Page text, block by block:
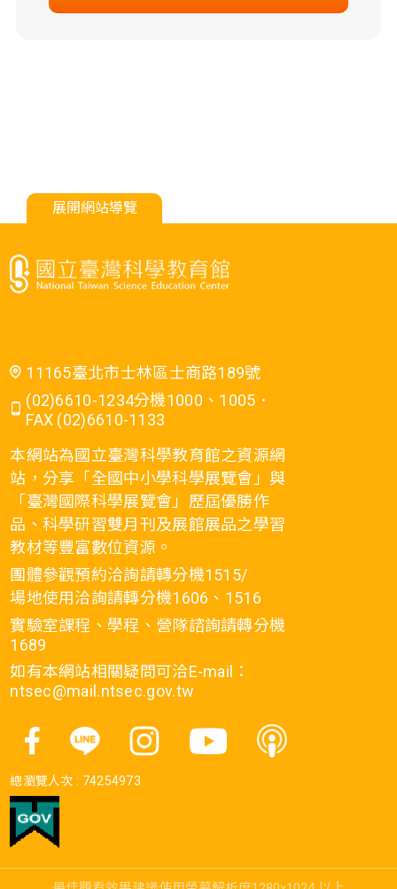
展開網站導覽
11165臺北市士林區士商路189號
(02)6610-1234分機1000、1005．
FAX (02)6610-1133
本網站為國立臺灣科學教育館之資源網
站，分享「全國中小學科學展覽會」與
「臺灣國際科學展覽會」歷屆優勝作
品、科學研習雙月刊及展館展品之學習
教材等豐富數位資源。
團體參觀預約洽詢請轉分機1515/
場地使用洽詢請轉分機1606、1516
實驗室課程、學程、營隊諮詢請轉分機
1689
如有本網站相關疑問可洽E-mail：
ntsec@mail.ntsec.gov.tw
總瀏覽人次 : 74254973